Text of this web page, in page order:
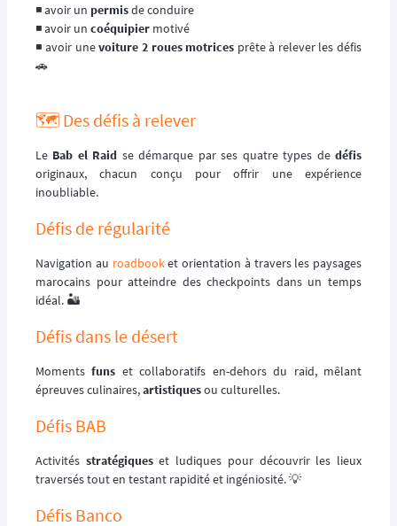
◾️ avoir un permisde conduire
◾️ avoir un coéquipier motivé
◾️ avoir unevoiture 2 roues motrices prête à relever les défis
🚗
🗺️ Des défis à relever
Le Bab el Raid se démarque par ses quatre types dedéfis
originaux, chacun conçu pour offrir une expérience
inoubliable.
Défis de régularité
Navigation au roadbooket orientation à travers les paysages
marocains pour atteindre des checkpoints dans un temps
idéal. 🏜️
Défis dans le désert
Momentsfuns et collaboratifs en-dehors du raid, mêlant
épreuves culinaires,artistiquesou culturelles.
Défis BAB
Activités stratégiqueset ludiques pour découvrir les lieux
traversés tout en testant rapidité et ingéniosité. 💡
Défis Banco